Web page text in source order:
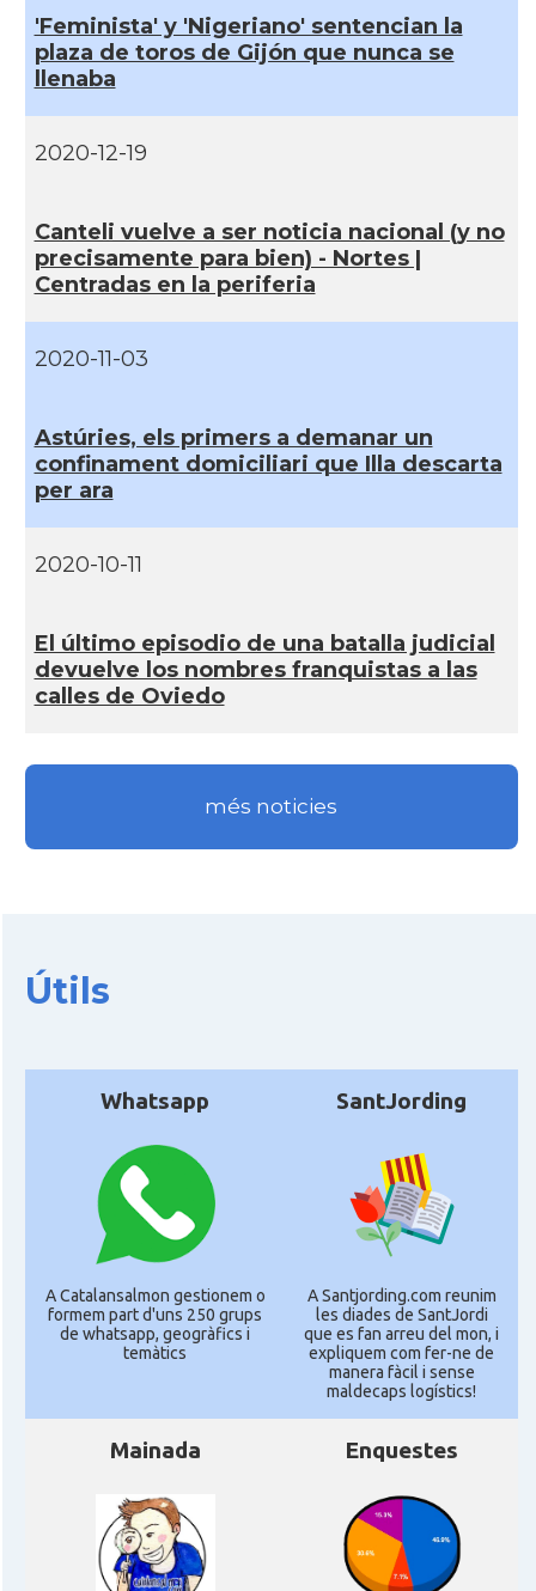
'Feminista' y 'Nigeriano' sentencian la
plaza de toros de Gijón que nunca se
llenaba
2020-12-19
Canteli vuelve a ser noticia nacional (y no
precisamente para bien) - Nortes |
Centradas en la periferia
2020-11-03
Astúries, els primers a demanar un
confinament domiciliari que Illa descarta
per ara
2020-10-11
El último episodio de una batalla judicial
devuelve los nombres franquistas a las
calles de Oviedo
més noticies
Útils
Whatsapp
A Catalansalmon gestionem o
formem part d'uns 250 grups
de whatsapp, geogràfics i
temàtics
SantJording
A Santjording.com reunim
les diades de SantJordi
que es fan arreu del mon, i
expliquem com fer-ne de
manera fàcil i sense
maldecaps logí­stics!
Mainada Enquestes